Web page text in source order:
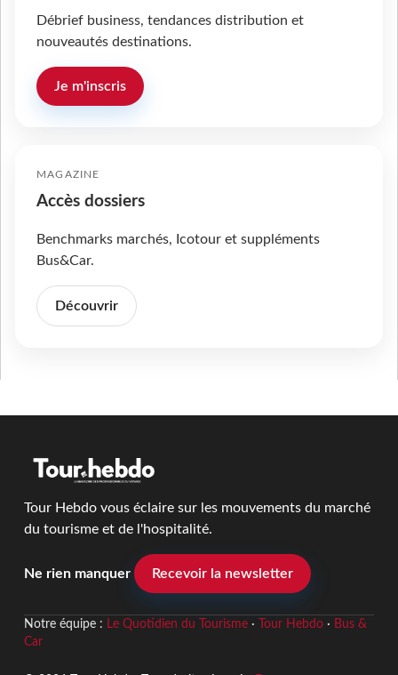
Débrief business, tendances distribution et
nouveautés destinations.
Je m'inscris
MAGAZINE
Accès dossiers
Benchmarks marchés, Icotour et suppléments
Bus&Car.
Découvrir
Tour Hebdo vous éclaire sur les mouvements du marché
du tourisme et de l'hospitalité.
Ne rien manquer Recevoir la newsletter
Notre équipe : Le Quotidien du Tourisme· Tour Hebdo· Bus &
Car